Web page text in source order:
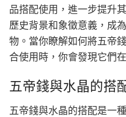
品搭配使用，進一步提升
歷史背景和象徵意義，成
物。當你瞭解如何將五帝
合使用時，你會發現它們
五帝錢與水晶的搭
五帝錢與水晶的搭配是一